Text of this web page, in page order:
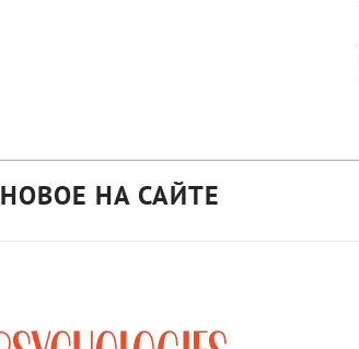
НОВОЕ НА САЙТЕ